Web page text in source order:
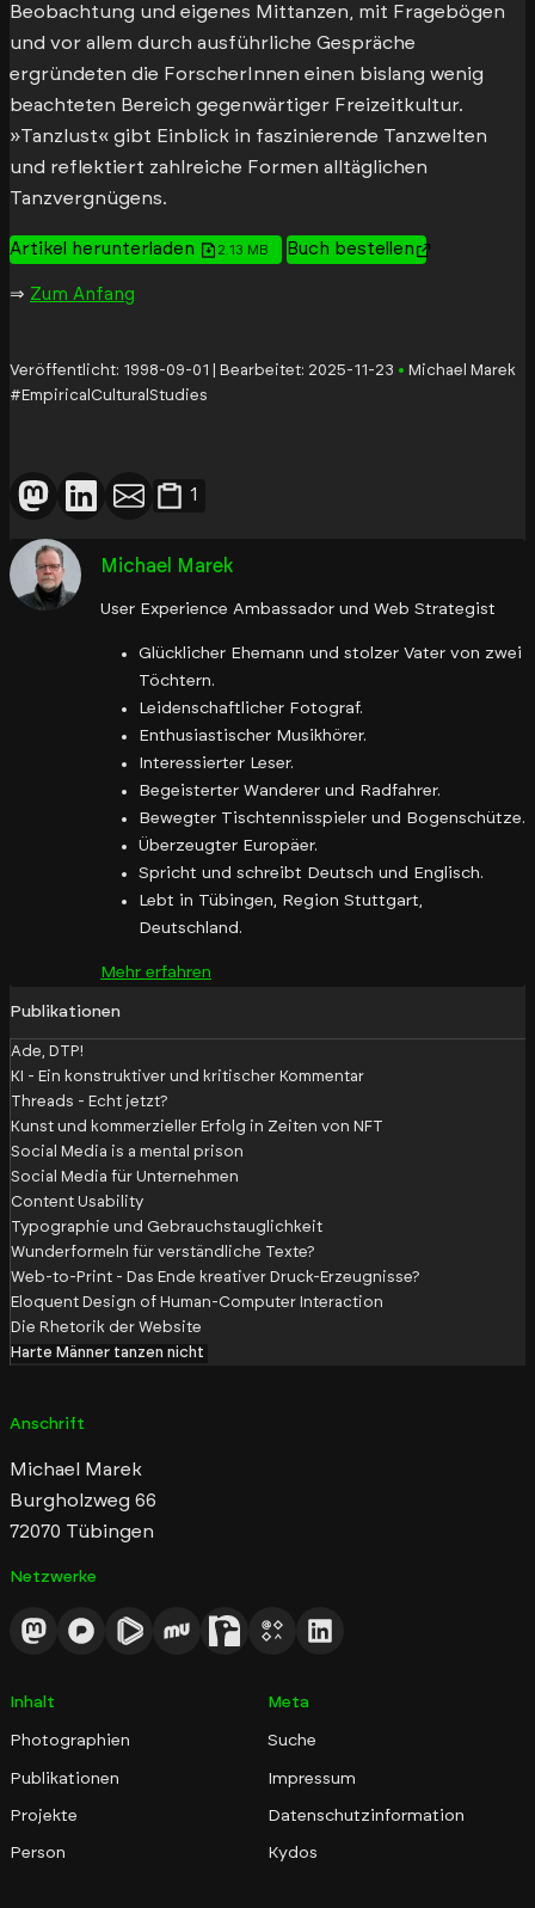
Beobachtung und eigenes Mittanzen, mit Fragebögen
und vor allem durch ausführliche Gespräche
ergründeten die ForscherInnen einen bislang wenig
beachteten Bereich gegenwärtiger Freizeitkultur.
»Tanzlust« gibt Einblick in faszinierende Tanzwelten
und reflektiert zahlreiche Formen alltäglichen
Tanzvergnügens.
Artikel herunterladen 2.13 MB Buch bestellen
⇒ Zum Anfang
Veröffentlicht: 1998-09-01 Bearbeitet: 2025-11-23
Michael Marek
#EmpiricalCulturalStudies
Teilen via Mastodon
Teilen via LinkedIn
Teilen via E-Mail
1
Michael Marek
User Experience Ambassador und Web Strategist
Glücklicher Ehemann und stolzer Vater von zwei
Töchtern.
Leidenschaftlicher Fotograf.
Enthusiastischer Musikhörer.
Interessierter Leser.
Begeisterter Wanderer und Radfahrer.
Bewegter Tischtennisspieler und Bogenschütze.
Überzeugter Europäer.
Spricht und schreibt Deutsch und Englisch.
Lebt in Tübingen, Region Stuttgart,
Deutschland.
Mehr erfahren
Publikationen
Ade, DTP!
KI - Ein konstruktiver und kritischer Kommentar
Threads - Echt jetzt?
Kunst und kommerzieller Erfolg in Zeiten von NFT
Social Media is a mental prison
Social Media für Unternehmen
Content Usability
Typographie und Gebrauchstauglichkeit
Wunderformeln für verständliche Texte?
Web-to-Print - Das Ende kreativer Druck-Erzeugnisse?
Eloquent Design of Human-Computer Interaction
Die Rhetorik der Website
Harte Männer tanzen nicht
Anschrift
Michael Marek
Burgholzweg 66
72070 Tübingen
Netzwerke
Inhalt
Photographien
Publikationen
Projekte
Person
Meta
Suche
Impressum
Datenschutzinformation
Kydos